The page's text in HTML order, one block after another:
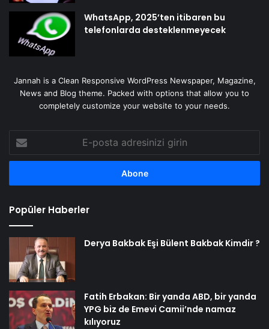
WhatsApp, 2025’ten itibaren bu
telefonlarda desteklenmeyecek
Jannah is a Clean Responsive WordPress Newspaper, Magazine,
News and Blog theme. Packed with options that allow you to
completely customize your website to your needs.
posta
adresinizi
Popüler Haberler
Derya Bakbak Eşi Bülent Bakbak Kimdir ?
Fatih Erbakan: Bir yanda ABD, bir yanda
YPG biz de Emevi Camii’nde namaz
kılıyoruz